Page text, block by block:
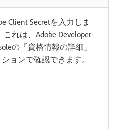
Client Secretを入力しま
これは、Adobe Developer
の「資格情報の詳細」
ョンで確認できます。